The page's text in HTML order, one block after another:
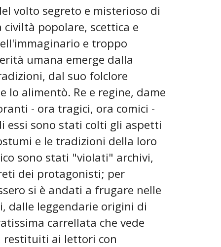
volto segreto e misterioso di
popolare, scettica e
e troppo
umana emerge dalla
dal suo folclore
lo alimentò. Re e regine, dame
- ora tragici, ora comici -
essi sono stati colti gli aspetti
e le tradizioni della loro
sono stati "violati" archivi,
dei protagonisti; per
si è andati a frugare nelle
dalle leggendarie origini di
carrellata che vede
restituiti ai lettori con